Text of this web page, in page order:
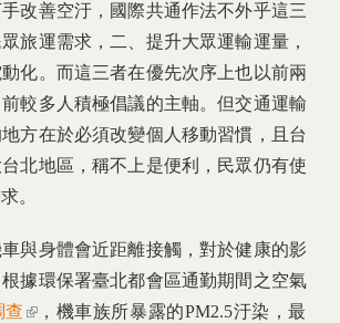
改善空汙，國際共通作法不外乎這三
旅運需求，二、提升大眾運輸運量，
化。而這三者在優先次序上也以前兩
較多人積極倡議的主軸。但交通運輸
方在於必須改變個人移動習慣，且台
北地區，稱不上是便利，民眾仍有使
。
與身體會近距離接觸，對於健康的影
據環保署臺北都會區通勤期間之空氣
查 (link is external)
，機車族所暴露的PM2.5汙染，最